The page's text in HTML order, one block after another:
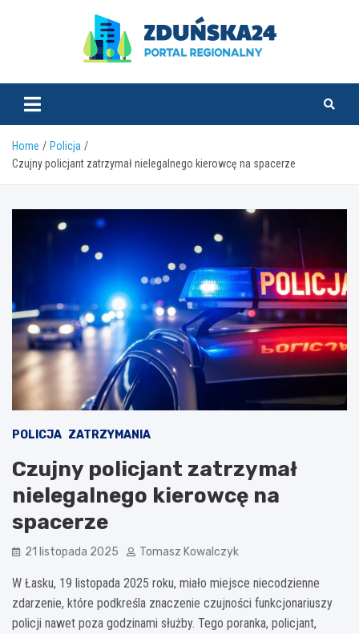
zdunska24.pl
Home
Policja
Czujny policjant zatrzymał nielegalnego kierowcę na spacerze
POLICJA ZATRZYMANIA
Czujny policjant zatrzymał
nielegalnego kierowcę na
spacerze
21 listopada 2025 Tomasz Kowalczyk
W Łasku, 19 listopada 2025 roku, miało miejsce niecodzienne
zdarzenie, które podkreśla znaczenie czujności funkcjonariuszy
policji nawet poza godzinami służby. Tego poranka, policjant,